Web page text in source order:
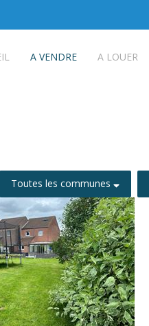
A VENDRE A LOUER
Toutes les communes